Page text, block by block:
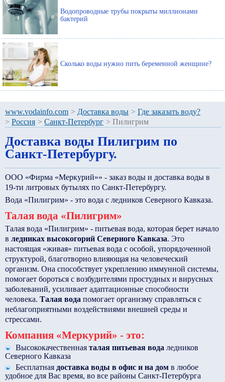
Водопроводные трубы покрыты миллионами
бактерий
Сколько воды нужно пить беременной женщине?
www.vodainfo.com > Доставка воды > Где заказать воду?
> Россия > Санкт-Петербург > Пилигрим
Доставка воды Пилигрим по
Санкт-Петербургу.
ООО «Фирма «Меркурий»» - заказ воды и доставка воды в
19-ти литровых бутылях по Санкт-Петербургу.
Вода «Пилигрим» - это вода с ледников Северного Кавказа.
Талая вода «Пилигрим»
Талая вода «Пилигрим» - питьевая вода, которая берет начало
в ледниках высокогорий Северного Кавказа. Это
настоящая «живая» питьевая вода с особой, упорядоченной
структурой, благотворно влияющая на человеческий
организм. Она способствует укреплению иммунной системы,
помогает бороться с возбудителями простудных и вирусных
заболеваний, усиливает адаптационные способности
человека. Талая вода помогает организму справляться с
неблагоприятными воздействиями внешней среды и
стрессами.
Компания «Меркурий» - это:
Высококачественная талая питьевая вода ледников
Северного Кавказа
Бесплатная доставка воды в офис и на дом в любое
удобное для Вас время, во все районы Санкт-Петербурга